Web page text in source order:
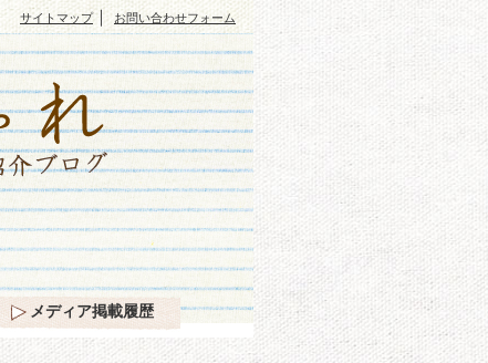
サイトマップ｜ お問い合わせフォーム
メディア掲載履歴